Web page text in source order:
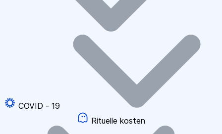
COVID - 19
Rituelle kosten